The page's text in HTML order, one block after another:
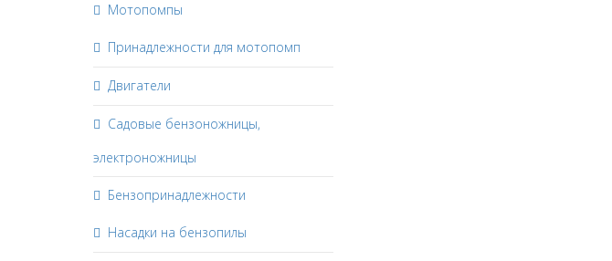
Мотопомпы
Принадлежности для мотопомп
Двигатели
Садовые бензоножницы,
электроножницы
Бензопринадлежности
Насадки на бензопилы